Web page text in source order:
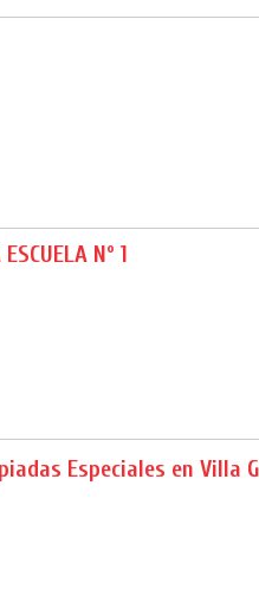
Nº 1
Especiales en Villa